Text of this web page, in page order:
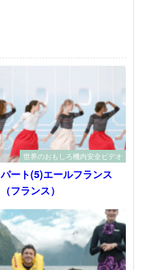
世界のおもしろ機内安全ビデオ
パート(5)エールフランス
（フランス）